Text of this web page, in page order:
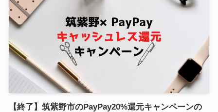
【終了】筑紫野市のPayPay20%還元キャンペーンの